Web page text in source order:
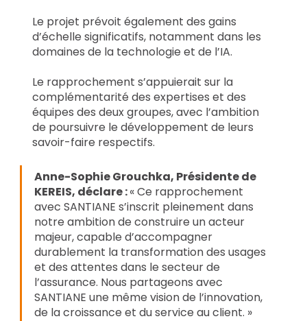
Le projet prévoit également des gains
d’échelle significatifs, notamment dans les
domaines de la technologie et de l’IA.
Le rapprochement s’appuierait sur la
complémentarité des expertises et des
équipes des deux groupes, avec l’ambition
de poursuivre le développement de leurs
savoir-faire respectifs.
Anne-Sophie Grouchka, Présidente de
KEREIS, déclare : « Ce rapprochement
avec SANTIANE s’inscrit pleinement dans
notre ambition de construire un acteur
majeur, capable d’accompagner
durablement la transformation des usages
et des attentes dans le secteur de
l’assurance. Nous partageons avec
SANTIANE une même vision de l’innovation,
de la croissance et du service au client. »